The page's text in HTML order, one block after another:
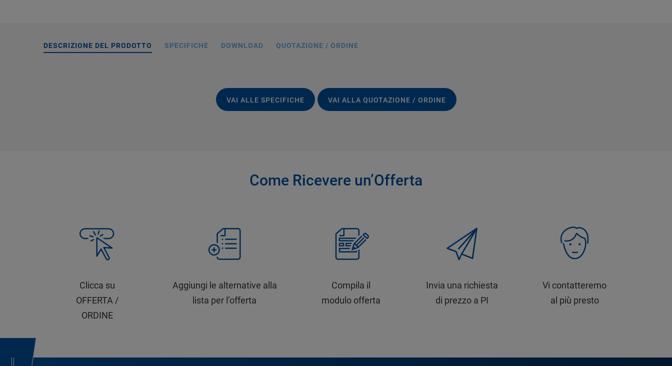
DESCRIZIONE DEL PRODOTTO SPECIFICHE DOWNLOAD QUOTAZIONE / ORDINE
VAI ALLE SPECIFICHE VAI ALLA QUOTAZIONE / ORDINE
Come Ricevere un’Offerta
Clicca su
OFFERTA /
ORDINE
Aggiungi le alternative alla
lista per l’offerta
Compila il
modulo offerta
Invia una richiesta
di prezzo a PI
Vi contatteremo
al più presto